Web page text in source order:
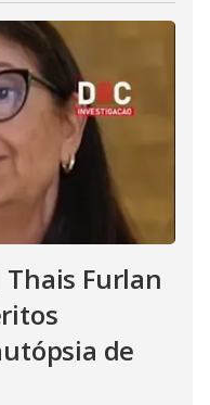
Furlan
de